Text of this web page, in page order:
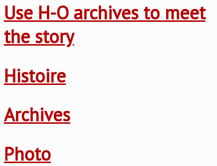
Use H-O archives to meet
the story
Histoire
Archives
Photo